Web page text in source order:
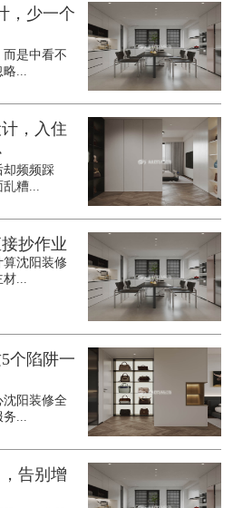
，少一个
是中看不
略...
，入住
却频频踩
乱糟...
抄作业
算沈阳装修
材...
个陷阱一
沈阳装修全
务...
告别增